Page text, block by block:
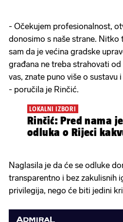
- Očekujem profesionalnost,
donosimo s naše strane.
sam da je većina gradske
građana ne treba strahovati
vas, znate puno više o
- poručila je Rinčić.
LOKALNI IZBORI
Rinčić: Pred nama
odluka o Rijeci
Naglasila je da će se odluke
transparentno i bez zakulisnih
privilegija, nego će biti jedini